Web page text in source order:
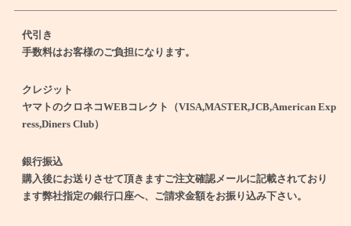
代引き
手数料はお客様のご負担になります。
クレジット
ヤマトのクロネコWEBコレクト（VISA,MASTER,JCB,American Exp
ress,Diners Club）
銀行振込
購入後にお送りさせて頂きますご注文確認メールに記載されており
ます弊社指定の銀行口座へ、ご請求金額をお振り込み下さい。